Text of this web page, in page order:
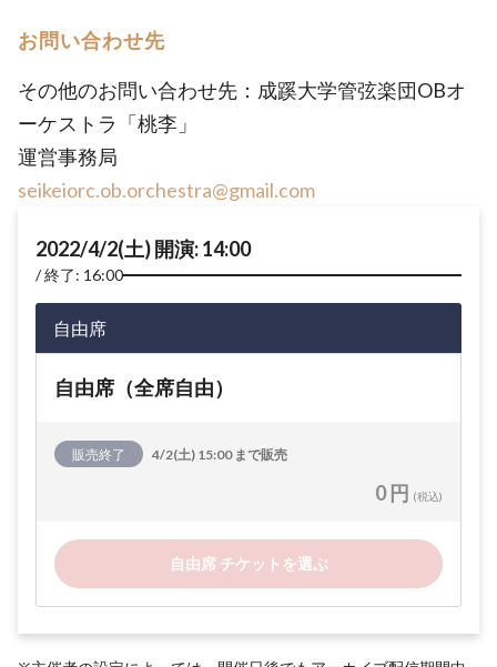
お問い合わせ先
その他のお問い合わせ先：成蹊大学管弦楽団OBオ
ーケストラ「桃李」
運営事務局
seikeiorc.ob.orchestra@gmail.com
2022/4/2(土) 開演: 14:00
終了: 16:00
自由席
自由席（全席自由）
販売終了 4/2(土) 15:00 まで販売
0 円 (税込)
自由席 チケットを選ぶ